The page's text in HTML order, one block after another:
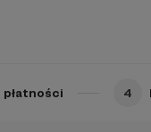
płatności 4